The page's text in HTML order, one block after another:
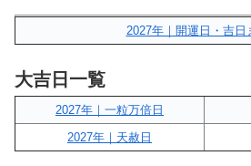
2027年｜開運日・吉日
大吉日一覧
2027年｜一粒万倍日
2027年｜天赦日